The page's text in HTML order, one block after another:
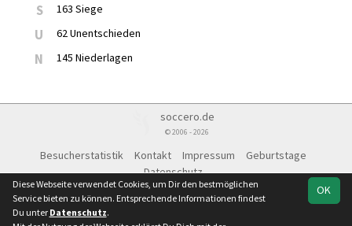
S 163 Siege
U 62 Unentschieden
N 145 Niederlagen
soccero.de
© 2006 - 2026
Besucherstatistik Kontakt Impressum
Geburtstage
Datenschutz
OK
Diese Webseite verwendet Cookies, um Dir den bestmöglichen
Service bieten zu können. Entsprechende Informationen findest
Du unter Datenschutz.